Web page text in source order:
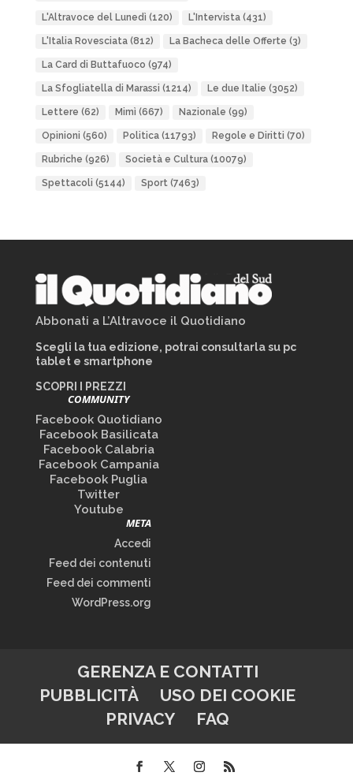
L'Altravoce del Lunedì (120) L'Intervista(431)
L'Italia Rovesciata(812) La Bacheca delle Offerte (3)
La Card di Buttafuoco (974)
La Sfogliatella di Marassi (1214) Le due Italie (3052)
Lettere (62) Mimì (667) Nazionale (99)
Opinioni (560) Politica(11793) Regole e Diritti (70)
Rubriche (926) Società e Cultura(10079)
Spettacoli (5144) Sport(7463)
Abbonati a L’Altravoce il Quotidiano
Scegli la tua edizione, potrai consultarla su pc
tablet e smartphone
SCOPRI I PREZZI
COMMUNITY
Facebook Quotidiano
Facebook Basilicata
Facebook Calabria
Facebook Campania
Facebook Puglia
Twitter
Youtube
META
Accedi
Feed dei contenuti
Feed dei commenti
WordPress.org
GERENZA E CONTATTI
PUBBLICITÀ
USO DEI COOKIE
PRIVACY
FAQ